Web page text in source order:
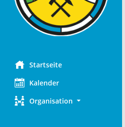
Startseite
Kalender
Organisation